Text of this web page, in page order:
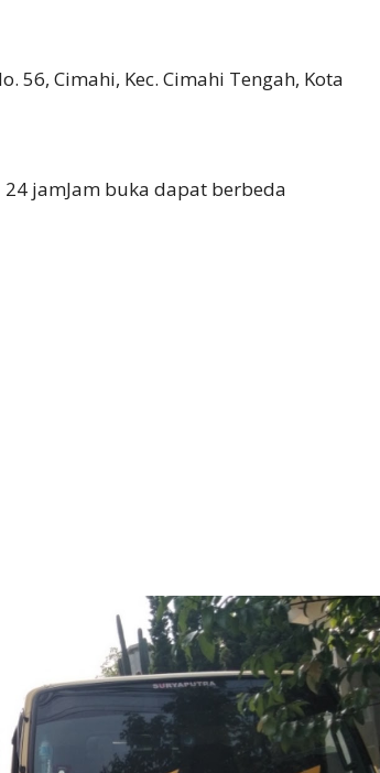
56, Cimahi, Kec. Cimahi Tengah, Kota
jamJam buka dapat berbeda